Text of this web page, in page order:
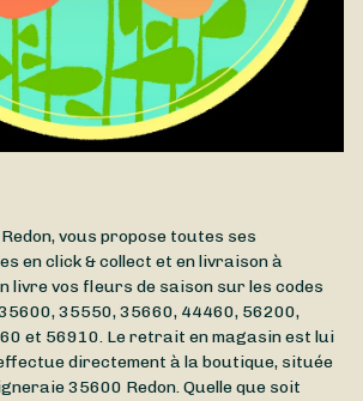
vous propose toutes ses
en click & collect et en livraison à
livre vos fleurs de saison sur les codes
35550, 35660, 44460, 56200,
et 56910. Le retrait en magasin est lui
directement à la boutique, située
35600 Redon. Quelle que soit